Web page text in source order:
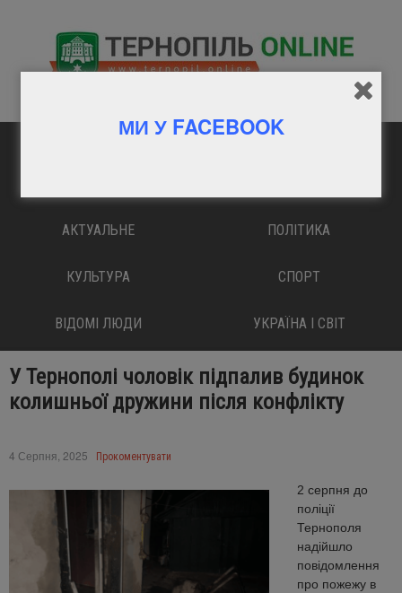
АКТУАЛЬНЕ ПОЛІТИКА
КУЛЬТУРА СПОРТ
ВІДОМІ ЛЮДИ УКРАЇНА І СВІТ
У Тернополі чоловік підпалив будинок
колишньої дружини після конфлікту
4 Серпня, 2025 Прокоментувати
2 серпня до
поліції
Тернополя
надійшло
повідомлення
про пожежу в
МИ У FACEBOOK